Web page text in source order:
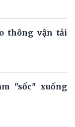
thông vận tải
"sốc" xuống